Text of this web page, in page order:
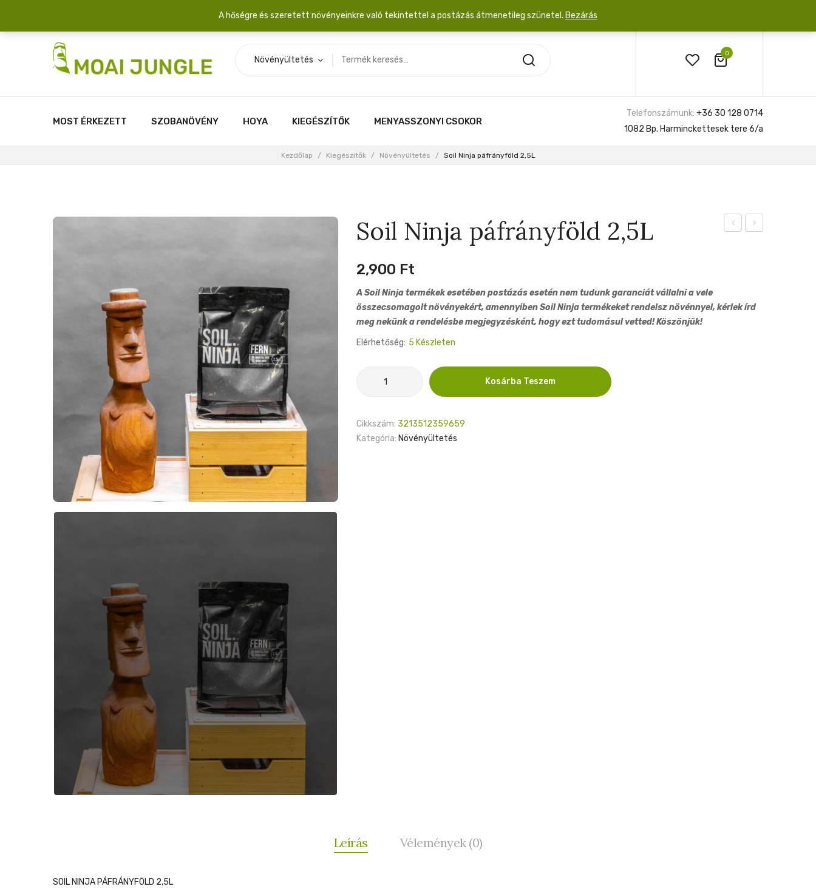
Szállítási díj: 2.200 Ft/csomag átlagosan 3-5 növény fér egy dobozba. 20.000 Ft érték felett INGYEN posta!
0
Növényültetés
MOST ÉRKEZETT SZOBANÖVÉNY HOYA KIEGÉSZÍTŐK MENYASSZONYI CSOKOR
Telefonszámunk: +36 30 128 0714
1082 Bp. Harminckettesek tere 6/a
Kezdőlap / Kiegészítők / Növényültetés / Soil Ninja páfrányföld 2,5L
Soil Ninja páfrányföld 2,5L
2,900 Ft
A Soil Ninja termékek esetében postázás esetén nem tudunk garanciát vállalni a vele
összecsomagolt növényekért, amennyiben Soil Ninja termékeket rendelsz növénnyel, kérlek írd
meg nekünk a rendelésbe megjegyzésként, hogy ezt tudomásul vetted! Köszönjük!
Elérhetőség: 5 Készleten
Kosárba Teszem
Cikkszám: 3213512359659
Kategória: Növényültetés
Leírás Vélemények (0)
SOIL NINJA PÁFRÁNYFÖLD 2,5L
A hőségre és szeretett növényeinkre való tekintettel a postázás átmenetileg szünetel. Bezárás